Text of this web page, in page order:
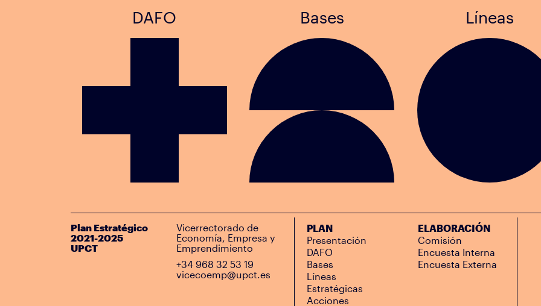
DAFO Bases Líneas
Plan Estratégico
2021-2025
UPCT
Vicerrectorado de
Economía, Empresa y
Emprendimiento
+34 968 32 53 19
vicecoemp@upct.es
PLAN
Presentación
DAFO
Bases
Líneas
Estratégicas
Acciones
ELABORACIÓN
Comisión
Encuesta Interna
Encuesta Externa